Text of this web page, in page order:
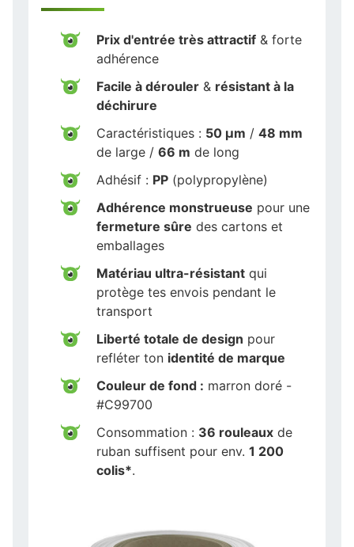
Prix d'entrée très attractif & forte
adhérence
Facile à dérouler & résistant à la
déchirure
Caractéristiques : 50 µm / 48 mm
de large / 66 m de long
Adhésif : PP (polypropylène)
Adhérence monstrueuse pour une
fermeture sûre des cartons et
emballages
Matériau ultra-résistant qui
protège tes envois pendant le
transport
Liberté totale de design pour
refléter ton identité de marque
Couleur de fond : marron doré -
#C99700
Consommation : 36 rouleaux de
ruban suffisent pour env. 1 200
colis*.